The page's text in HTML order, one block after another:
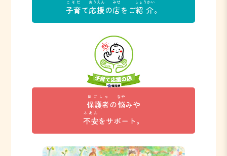
子育
こそだ
て応援
おうえん
の店
みせ
をご紹介
しょうかい
。
保護者
ほごしゃ
の悩
なや
みや
不安
ふあん
をサポート。